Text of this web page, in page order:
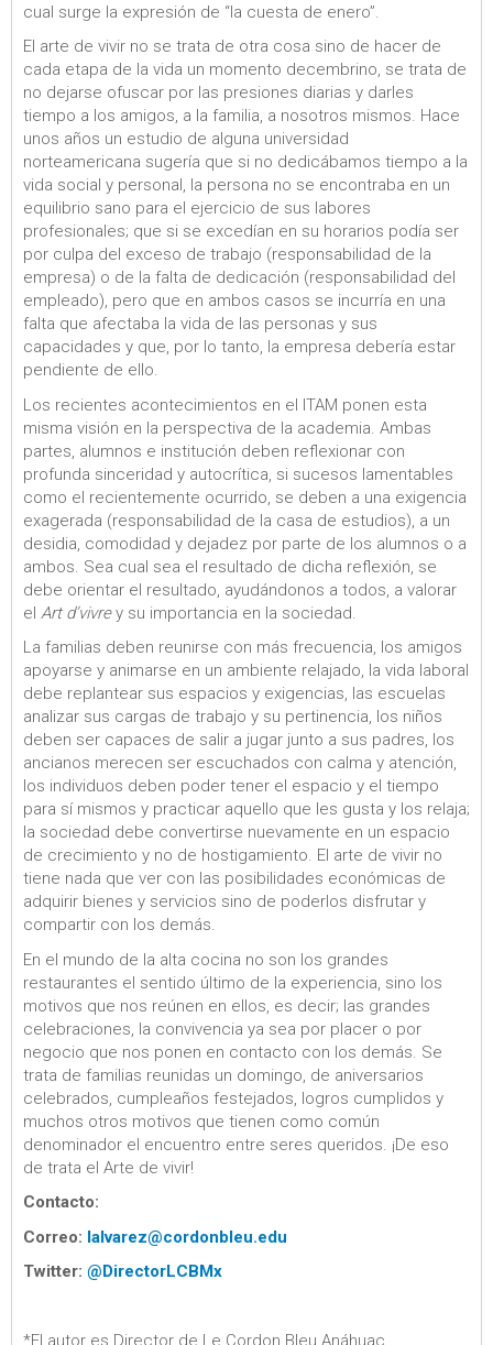
cual surge la expresión de “la cuesta de enero”.
El arte de vivir no se trata de otra cosa sino de hacer de
cada etapa de la vida un momento decembrino, se trata de
no dejarse ofuscar por las presiones diarias y darles
tiempo a los amigos, a la familia, a nosotros mismos. Hace
unos años un estudio de alguna universidad
norteamericana sugería que si no dedicábamos tiempo a la
vida social y personal, la persona no se encontraba en un
equilibrio sano para el ejercicio de sus labores
profesionales; que si se excedían en su horarios podía ser
por culpa del exceso de trabajo (responsabilidad de la
empresa) o de la falta de dedicación (responsabilidad del
empleado), pero que en ambos casos se incurría en una
falta que afectaba la vida de las personas y sus
capacidades y que, por lo tanto, la empresa debería estar
pendiente de ello.
Los recientes acontecimientos en el ITAM ponen esta
misma visión en la perspectiva de la academia. Ambas
partes, alumnos e institución deben reflexionar con
profunda sinceridad y autocrítica, si sucesos lamentables
como el recientemente ocurrido, se deben a una exigencia
exagerada (responsabilidad de la casa de estudios), a un
desidia, comodidad y dejadez por parte de los alumnos o a
ambos. Sea cual sea el resultado de dicha reflexión, se
debe orientar el resultado, ayudándonos a todos, a valorar
el Art d’vivrey su importancia en la sociedad.
La familias deben reunirse con más frecuencia, los amigos
apoyarse y animarse en un ambiente relajado, la vida laboral
debe replantear sus espacios y exigencias, las escuelas
analizar sus cargas de trabajo y su pertinencia, los niños
deben ser capaces de salir a jugar junto a sus padres, los
ancianos merecen ser escuchados con calma y atención,
los individuos deben poder tener el espacio y el tiempo
para sí mismos y practicar aquello que les gusta y los relaja;
la sociedad debe convertirse nuevamente en un espacio
de crecimiento y no de hostigamiento. El arte de vivir no
tiene nada que ver con las posibilidades económicas de
adquirir bienes y servicios sino de poderlos disfrutar y
compartir con los demás.
En el mundo de la alta cocina no son los grandes
restaurantes el sentido último de la experiencia, sino los
motivos que nos reúnen en ellos, es decir; las grandes
celebraciones, la convivencia ya sea por placer o por
negocio que nos ponen en contacto con los demás. Se
trata de familias reunidas un domingo, de aniversarios
celebrados, cumpleaños festejados, logros cumplidos y
muchos otros motivos que tienen como común
denominador el encuentro entre seres queridos. ¡De eso
de trata el Arte de vivir!
Contacto:
Correo: lalvarez@cordonbleu.edu
Twitter: @DirectorLCBMx
*El autor es Director de Le Cordon Bleu Anáhuac.